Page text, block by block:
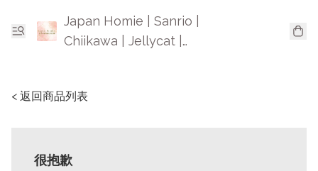
Japan Homie | Sanrio |
Chiikawa | Jellycat |
< 返回商品列表
很抱歉